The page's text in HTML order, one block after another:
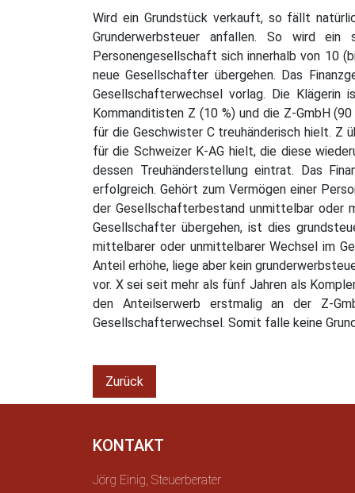
Wird ein Grundstück verkauft, so fällt
Grunderwerbsteuer anfallen. So wird ein
Personengesellschaft sich innerhalb von 10
neue Gesellschafter übergehen. Das
Gesellschafterwechsel vorlag. Die Klägerin
Kommanditisten Z (10 %) und die Z-GmbH
für die Geschwister C treuhänderisch hielt. Z
für die Schweizer K-AG hielt, die diese
dessen Treuhänderstellung eintrat. Das
erfolgreich. Gehört zum Vermögen einer
der Gesellschafterbestand unmittelbar oder
Gesellschafter übergehen, ist dies
mittelbarer oder unmittelbarer Wechsel im
Anteil erhöhe, liege aber kein
vor. X sei seit mehr als fünf Jahren als
den Anteilserwerb erstmalig an der Z-
Gesellschafterwechsel. Somit falle keine
Zurück
KONTAKT
Jörg Einig, Steuerberater